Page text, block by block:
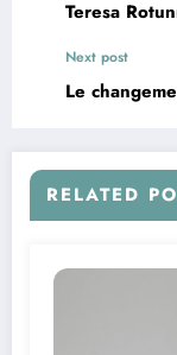
Teresa
Next post
Le
RELATED